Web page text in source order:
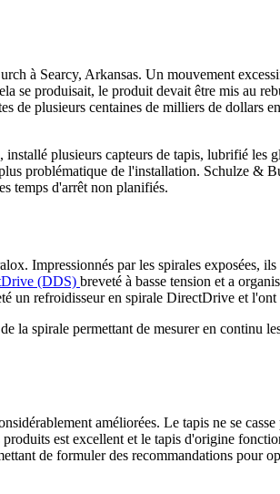
à Searcy, Arkansas. Un mouvement
se produisait, le produit devait être mis au
de plusieurs centaines de milliers de dollars
plusieurs capteurs de tapis, lubrifié les
problématique de l'installation. Schulze &
temps d'arrêt non planifiés.
Impressionnés par les spirales exposées,
(DDS) breveté à basse tension et a
un refroidisseur en spirale DirectDrive et
la spirale permettant de mesurer en continu
améliorées. Le tapis ne se casse
est excellent et le tapis d'origine
de formuler des recommandations pour